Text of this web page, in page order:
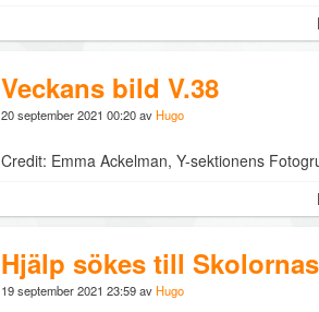
Veckans bild V.38
20 september 2021 00:20 av Hugo
Credit: Emma Ackelman, Y-sektionens
Hjälp sökes till
19 september 2021 23:59 av Hugo